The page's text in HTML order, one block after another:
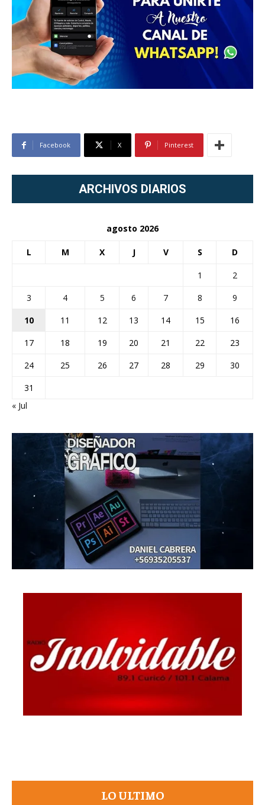
Facebook X Pinterest
ARCHIVOS DIARIOS
agosto 2026
L M X J V S D
1
2
3
4 5 6 7 8
9
10
11 12 13 14 15
16
17
18 19 20 21 22
23
24
25 26 27 28 29
30
31
« Jul
LO ULTIMO